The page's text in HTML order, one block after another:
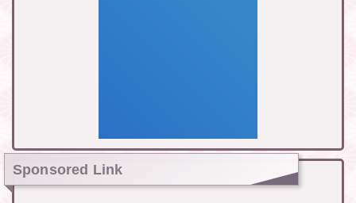
Sponsored Link